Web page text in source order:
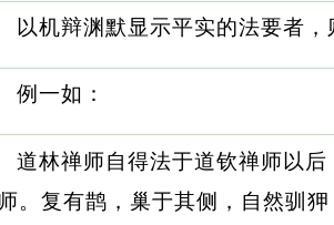
以机辩渊默显示平实的法要者
例一如：
道林禅师自得法于道钦禅师以后
。复有鹊，巢于其侧，自然驯狎